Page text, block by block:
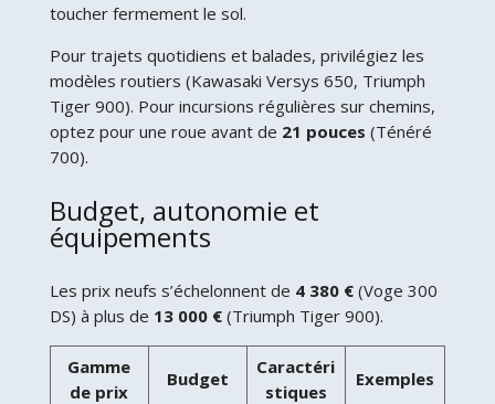
toucher fermement le sol.
Pour trajets quotidiens et balades, privilégiez les
modèles routiers (Kawasaki Versys 650, Triumph
Tiger 900). Pour incursions régulières sur chemins,
optez pour une roue avant de 21 pouces (Ténéré
700).
Budget, autonomie et
équipements
Les prix neufs s’échelonnent de 4 380 €(Voge 300
DS) à plus de 13 000 €(Triumph Tiger 900).
Gamme
de prix
Budget
Caractéri
stiques
Exemples